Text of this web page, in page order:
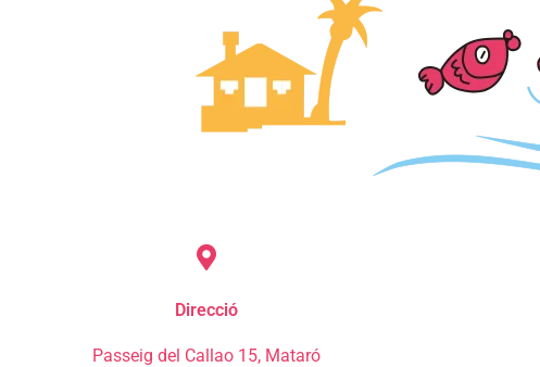
Direcció
Passeig del Callao 15, Mataró